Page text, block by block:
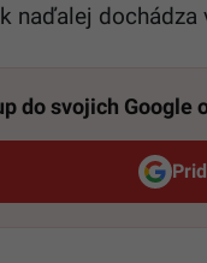
naďalej dochádza
do svojich Google